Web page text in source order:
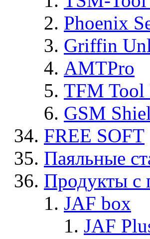
Phoenix
Griffin
AMTPro
TFM Tool
GSM
FREE SOFT
Паяльные
Продукты с
JAF box
JAF